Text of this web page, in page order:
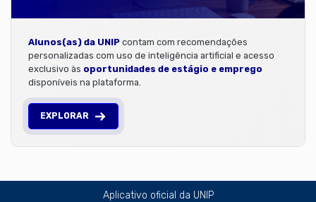
Alunos(as) da UNIP contam com recomendações
personalizadas com uso de inteligência artificial e acesso
exclusivo às oportunidades de estágio e emprego
disponíveis na plataforma.
EXPLORAR
Aplicativo oficial da UNIP